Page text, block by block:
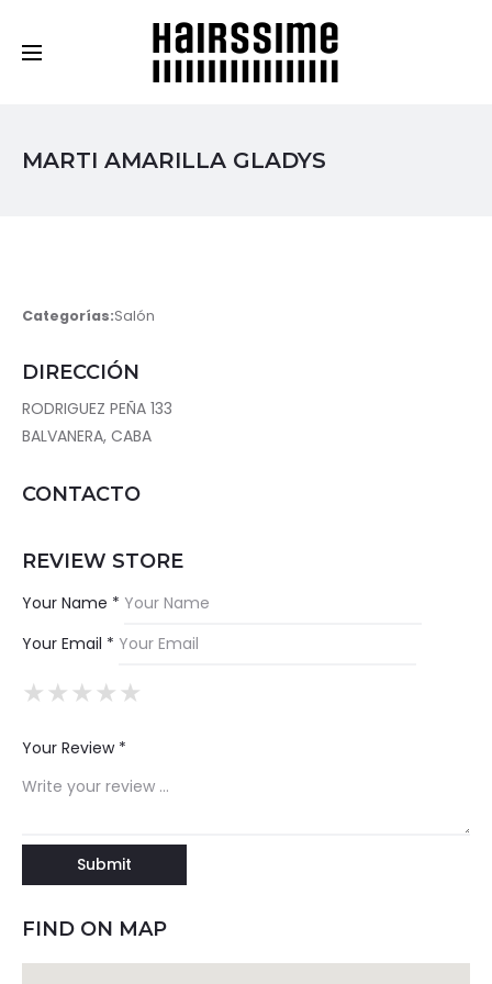
MARTI AMARILLA GLADYS
Categorías:Salón
DIRECCIÓN
RODRIGUEZ PEÑA 133
BALVANERA, CABA
CONTACTO
REVIEW STORE
Your Name *
Your Email *
★
★★
★★★
★★★★
★★★★★
Your Review *
FIND ON MAP